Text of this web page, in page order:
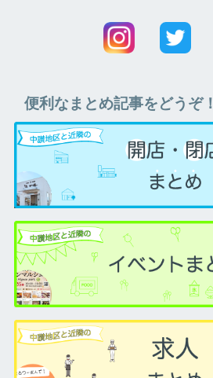
便利なまとめ記事をどうぞ！